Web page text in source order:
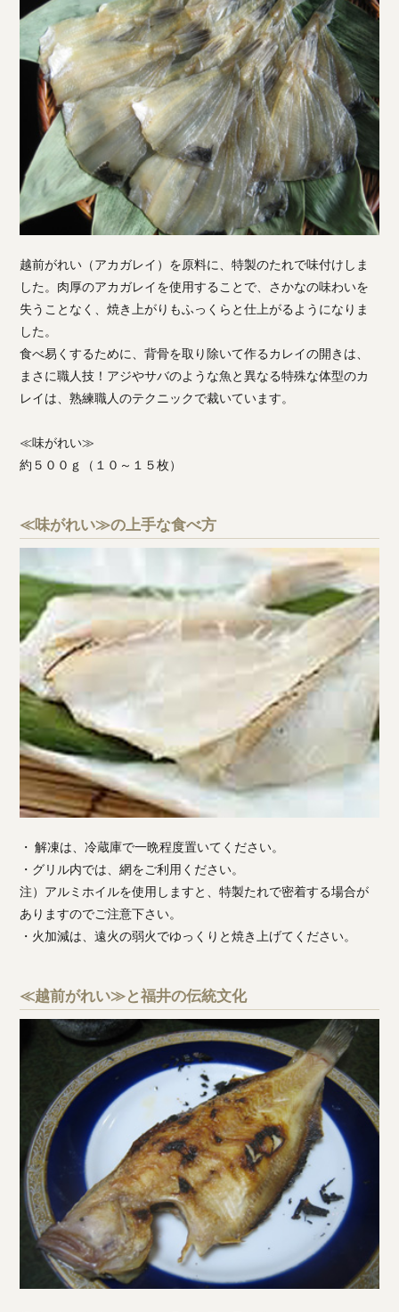
越前がれい（アカガレイ）を原料に、特製のたれで味付けしま
した。肉厚のアカガレイを使用することで、さかなの味わいを
失うことなく、焼き上がりもふっくらと仕上がるようになりま
した。
食べ易くするために、背骨を取り除いて作るカレイの開きは、
まさに職人技！アジやサバのような魚と異なる特殊な体型のカ
レイは、熟練職人のテクニックで裁いています。
≪味がれい≫
約５００ｇ（１０～１５枚）
≪味がれい≫の上手な食べ方
・ 解凍は、冷蔵庫で一晩程度置いてください。
・グリル内では、網をご利用ください。
注）アルミホイルを使用しますと、特製たれで密着する場合が
ありますのでご注意下さい。
・火加減は、遠火の弱火でゆっくりと焼き上げてください。
≪越前がれい≫と福井の伝統文化